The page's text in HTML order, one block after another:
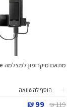
מתאם מיקרופון למצלמה Cold Shoe
הוסף להשוואה
119 ₪
99 ₪